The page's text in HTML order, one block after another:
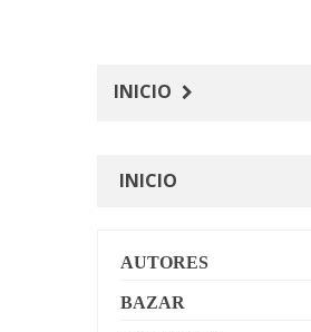
INICIO
INICIO
AUTORES
BAZAR